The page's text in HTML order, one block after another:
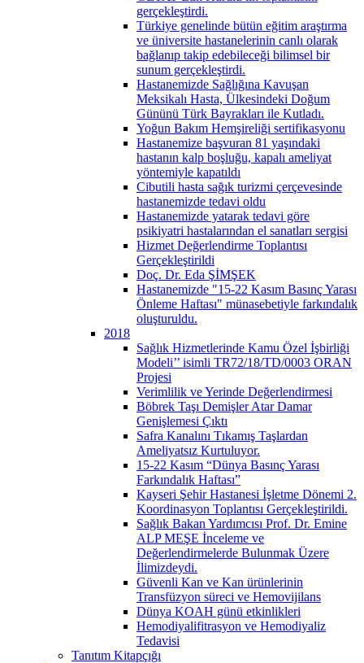
gerçekleştirdi.
Türkiye genelinde bütün eğitim araştırma
ve üniversite hastanelerinin canlı olarak
bağlanıp takip edebileceği bilimsel bir
sunum gerçekleştirdi.
Hastanemizde Sağlığına Kavuşan
Meksikalı Hasta, Ülkesindeki Doğum
Gününü Türk Bayrakları ile Kutladı.
Yoğun Bakım Hemşireliği sertifikasyonu
Hastanemize başvuran 81 yaşındaki
hastanın kalp boşluğu, kapalı ameliyat
yöntemiyle kapatıldı
Cibutili hasta sağık turizmi çerçevesinde
hastanemizde tedavi oldu
Hastanemizde yatarak tedavi göre
psikiyatri hastalarından el sanatları sergisi
Hizmet Değerlendirme Toplantısı
Gerçekleştirildi
Doç. Dr. Eda ŞİMŞEK
Hastanemizde "15-22 Kasım Basınç Yarası
Önleme Haftası" münasebetiyle farkındalık
oluşturuldu.
2018
Sağlık Hizmetlerinde Kamu Özel İşbirliği
Modeli’’ isimli TR72/18/TD/0003 ORAN
Projesi
Verimlilik ve Yerinde Değerlendirmesi
Böbrek Taşı Demişler Atar Damar
Genişlemesi Çıktı
Safra Kanalını Tıkamış Taşlardan
Ameliyatsız Kurtuluyor.
15-22 Kasım “Dünya Basınç Yarası
Farkındalık Haftası”
Kayseri Şehir Hastanesi İşletme Dönemi 2.
Koordinasyon Toplantısı Gerçekleştirildi.
Sağlık Bakan Yardımcısı Prof. Dr. Emine
ALP MEŞE İnceleme ve
Değerlendirmelerde Bulunmak Üzere
İlimizdeydi.
Güvenli Kan ve Kan ürünlerinin
Transfüzyon süreci ve Hemovijilans
Dünya KOAH günü etkinlikleri
Hemodiyalifitrasyon ve Hemodiyaliz
Tedavisi
Tanıtım Kitapçığı